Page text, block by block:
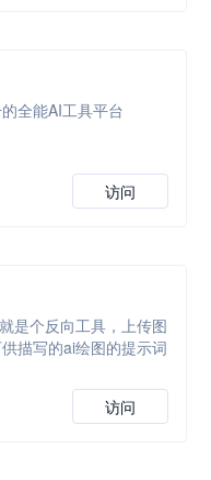
全能AI工具平台
访问
是个反向工具，上传图
描写的ai绘图的提示词
访问